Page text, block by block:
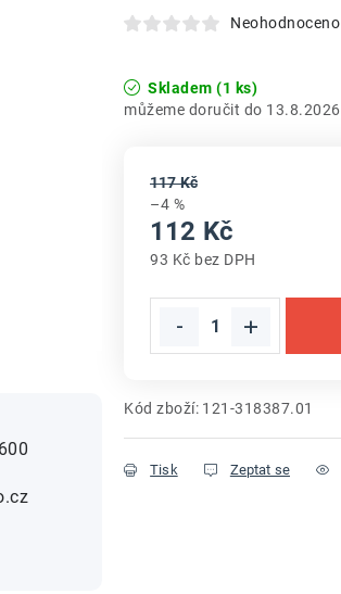
Neohodnoceno
Skladem (1 ks)
13.8.2026
117 Kč
–4 %
112 Kč
93 Kč bez DPH
Kód zboží: 121-318387.01
Tisk Zeptat se